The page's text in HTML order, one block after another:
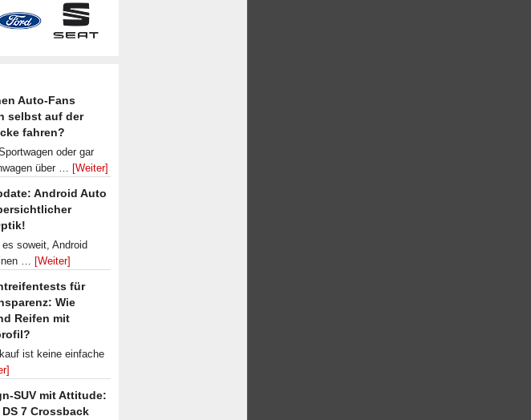
Auto-Fans
selbst auf der
fahren?
oder gar
über … [Weiter]
Android Auto
soweit, Android
… [Weiter]
für
Wie
Reifen mit
ist keine einfache
SUV mit Attitude:
DS 7 Crossback